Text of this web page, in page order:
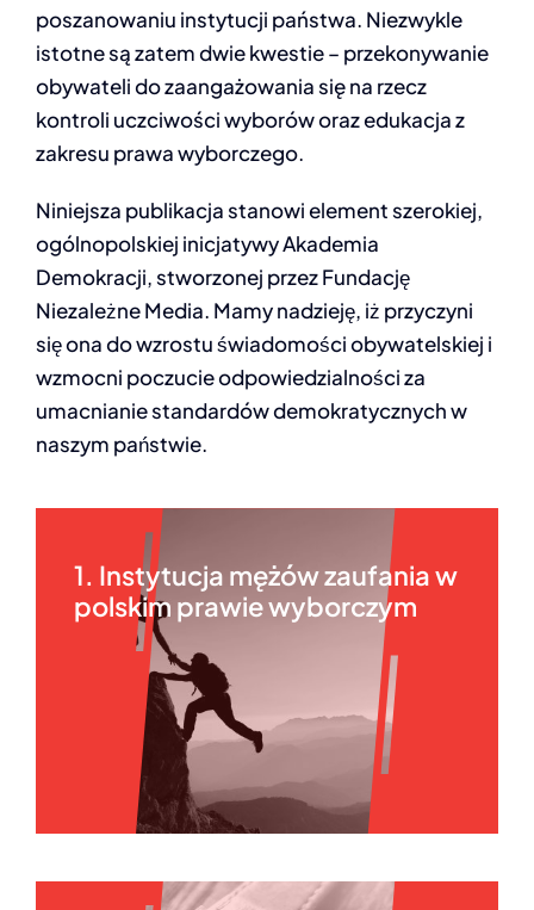
poszanowaniu instytucji państwa. Niezwykle
istotne są zatem dwie kwestie – przekonywanie
obywateli do zaangażowania się na rzecz
kontroli uczciwości wyborów oraz edukacja z
zakresu prawa wyborczego.
Niniejsza publikacja stanowi element szerokiej,
ogólnopolskiej inicjatywy Akademia
Demokracji, stworzonej przez Fundację
Niezależne Media. Mamy nadzieję, iż przyczyni
się ona do wzrostu świadomości obywatelskiej i
wzmocni poczucie odpowiedzialności za
umacnianie standardów demokratycznych w
naszym państwie.
1. Instytucja mężów zaufania w
polskim prawie wyborczym